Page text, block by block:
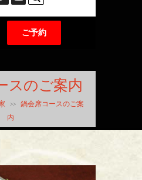
ご予約
スのご案内
>>
鍋会席コースのご案
内